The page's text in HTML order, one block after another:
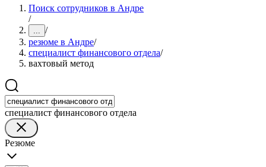
Поиск сотрудников в Андре
/
... /
резюме в Андре/
специалист финансового отдела/
вахтовый метод
специалист финансового отдела
Резюме